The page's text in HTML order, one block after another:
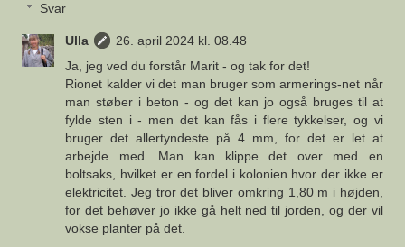
Svar
Ulla
26. april 2024 kl. 08.48
Ja, jeg ved du forstår Marit - og tak for det!
Rionet kalder vi det man bruger som armerings-net når
man støber i beton - og det kan jo også bruges til at
fylde sten i - men det kan fås i flere tykkelser, og vi
bruger det allertyndeste på 4 mm, for det er let at
arbejde med. Man kan klippe det over med en
boltsaks, hvilket er en fordel i kolonien hvor der ikke er
elektricitet. Jeg tror det bliver omkring 1,80 m i højden,
for det behøver jo ikke gå helt ned til jorden, og der vil
vokse planter på det.